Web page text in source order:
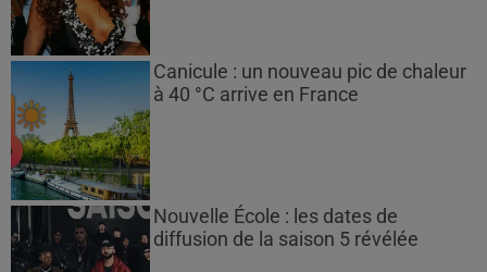
Canicule : un nouveau pic de chaleur
à 40 °C arrive en France
Nouvelle École : les dates de
diffusion de la saison 5 révélée